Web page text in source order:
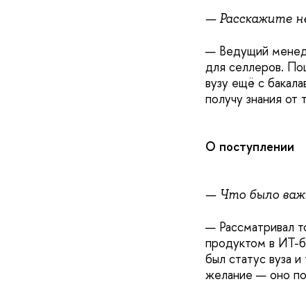
— Расскажите
— Ведущий
для селлеров.
вузу ещё с
получу знания от
О поступлении
— Что было
— Рассматривал
продуктом в ИТ-
был статус вуза
желание — оно